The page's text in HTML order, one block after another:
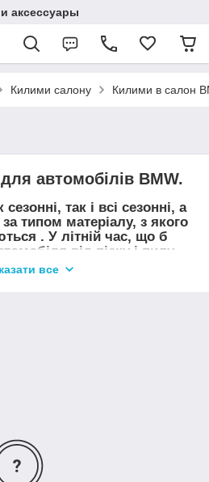
аксессуары
Килими салону Килими в салон
автомобілів BMW.
так і всі сезонні, а
типом матеріалу, з якого
. У літній час, що б
від піску і пилу
килими з ворсу, в
все